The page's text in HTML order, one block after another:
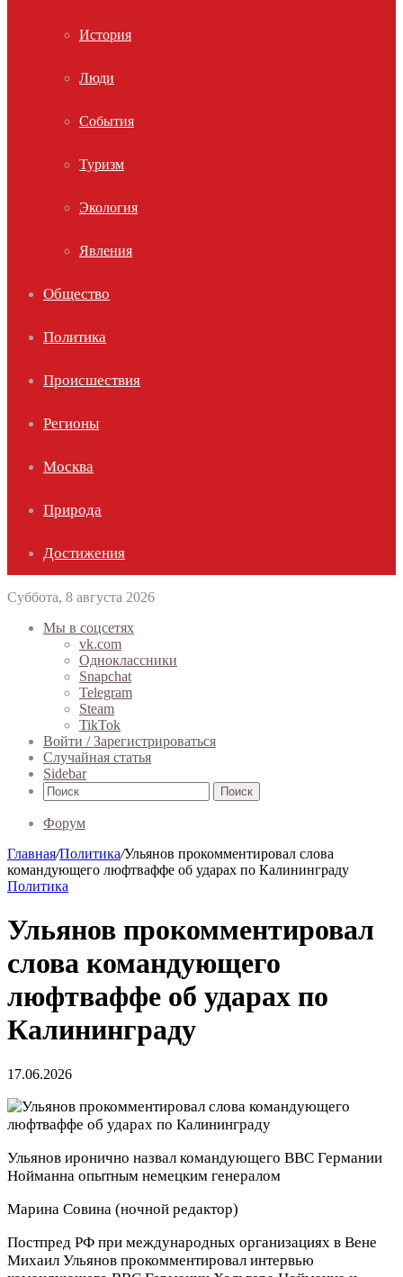
История
Люди
События
Туризм
Экология
Явления
Общество
Политика
Происшествия
Регионы
Москва
Природа
Достижения
Суббота, 8 августа 2026
Мы в соцсетях
vk.com
Одноклассники
Snapchat
Telegram
Steam
TikTok
Войти / Зарегистрироваться
Случайная статья
Sidebar
Поиск
Форум
Главная/Политика/Ульянов прокомментировал слова
командующего люфтваффе об ударах по Калининграду
Политика
Ульянов прокомментировал
слова командующего
люфтваффе об ударах по
Калининграду
17.06.2026
Ульянов иронично назвал командующего ВВС Германии
Нойманна опытным немецким генералом
Марина Совина (ночной редактор)
Постпред РФ при международных организациях в Вене
Михаил Ульянов прокомментировал интервью